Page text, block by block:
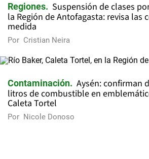
Regiones
Suspensión de clases
la Región de Antofagasta: revisa las
medida
Por Cristian Neira
Contaminación
Aysén: confirman
litros de combustible en
Caleta Tortel
Por Nicole Donoso